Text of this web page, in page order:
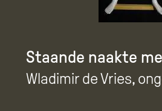
Staande naakte
Wladimir de Vries,